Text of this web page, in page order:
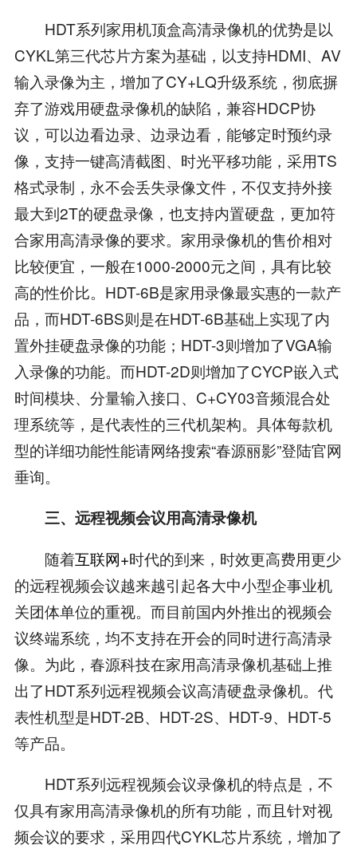
HDT系列家用机顶盒高清录像机的优势是以
CYKL第三代芯片方案为基础，以支持HDMI、AV
输入录像为主，增加了CY+LQ升级系统，彻底摒
弃了游戏用硬盘录像机的缺陷，兼容HDCP协
议，可以边看边录、边录边看，能够定时预约录
像，支持一键高清截图、时光平移功能，采用TS
格式录制，永不会丢失录像文件，不仅支持外接
最大到2T的硬盘录像，也支持内置硬盘，更加符
合家用高清录像的要求。家用录像机的售价相对
比较便宜，一般在1000-2000元之间，具有比较
高的性价比。HDT-6B是家用录像最实惠的一款产
品，而HDT-6BS则是在HDT-6B基础上实现了内
置外挂硬盘录像的功能；HDT-3则增加了VGA输
入录像的功能。而HDT-2D则增加了CYCP嵌入式
时间模块、分量输入接口、C+CY03音频混合处
理系统等，是代表性的三代机架构。具体每款机
型的详细功能性能请网络搜索“春源丽影”登陆官网
垂询。
三、远程视频会议用高清录像机
随着互联网+时代的到来，时效更高费用更少
的远程视频会议越来越引起各大中小型企事业机
关团体单位的重视。而目前国内外推出的视频会
议终端系统，均不支持在开会的同时进行高清录
像。为此，春源科技在家用高清录像机基础上推
出了HDT系列远程视频会议高清硬盘录像机。代
表性机型是HDT-2B、HDT-2S、HDT-9、HDT-5
等产品。
HDT系列远程视频会议录像机的特点是，不
仅具有家用高清录像机的所有功能，而且针对视
频会议的要求，采用四代CYKL芯片系统，增加了